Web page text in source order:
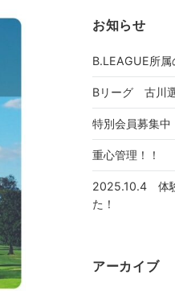
お知らせ
B.LEAGUE所属
Bリーグ 古川
特別会員募集中
重心管理！！
2025.10.4 体
た！
アーカイブ